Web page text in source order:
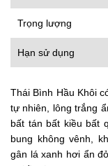
Trọng lượng
Hạn sử dụng
Thái Bình Hầu Khôi
tự nhiên, lông trắng
bất tán bất kiều bất
bung không vênh,
gân lá xanh hơi ẩn